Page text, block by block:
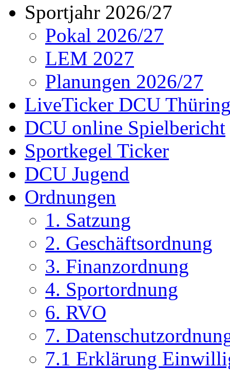
Sportjahr 2026/27
Pokal 2026/27
LEM 2027
Planungen 2026/27
LiveTicker DCU
DCU online Spielbericht
Sportkegel Ticker
DCU Jugend
Ordnungen
1. Satzung
2. Geschäftsordnung
3. Finanzordnung
4. Sportordnung
6. RVO
7.
7.1 Erklärung